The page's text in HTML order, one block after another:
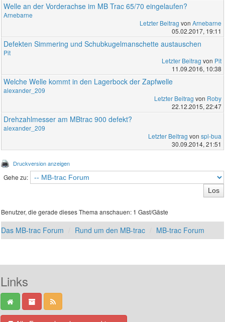
Welle an der Vorderachse im MB Trac 65/70 eingelaufen?
Arnebarne
Letzter Beitrag von Arnebarne
05.02.2017, 19:11
Defekten Simmering und Schubkugelmanschette austauschen
Pit
Letzter Beitrag von Pit
11.09.2016, 10:38
Welche Welle kommt in den Lagerbock der Zapfwelle
alexander_209
Letzter Beitrag von Roby
22.12.2015, 22:47
Drehzahlmesser am MBtrac 900 defekt?
alexander_209
Letzter Beitrag von spl-bua
30.09.2014, 21:51
Druckversion anzeigen
Gehe zu:
Benutzer, die gerade dieses Thema anschauen: 1 Gast/Gäste
Das MB-trac Forum Rund um den MB-trac MB-trac Forum
Links